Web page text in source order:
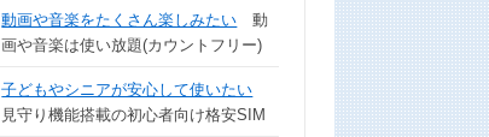
動画や音楽をたくさん楽しみたい 動
画や音楽は使い放題(カウントフリー)
子どもやシニアが安心して使いたい
見守り機能搭載の初心者向け格安SIM